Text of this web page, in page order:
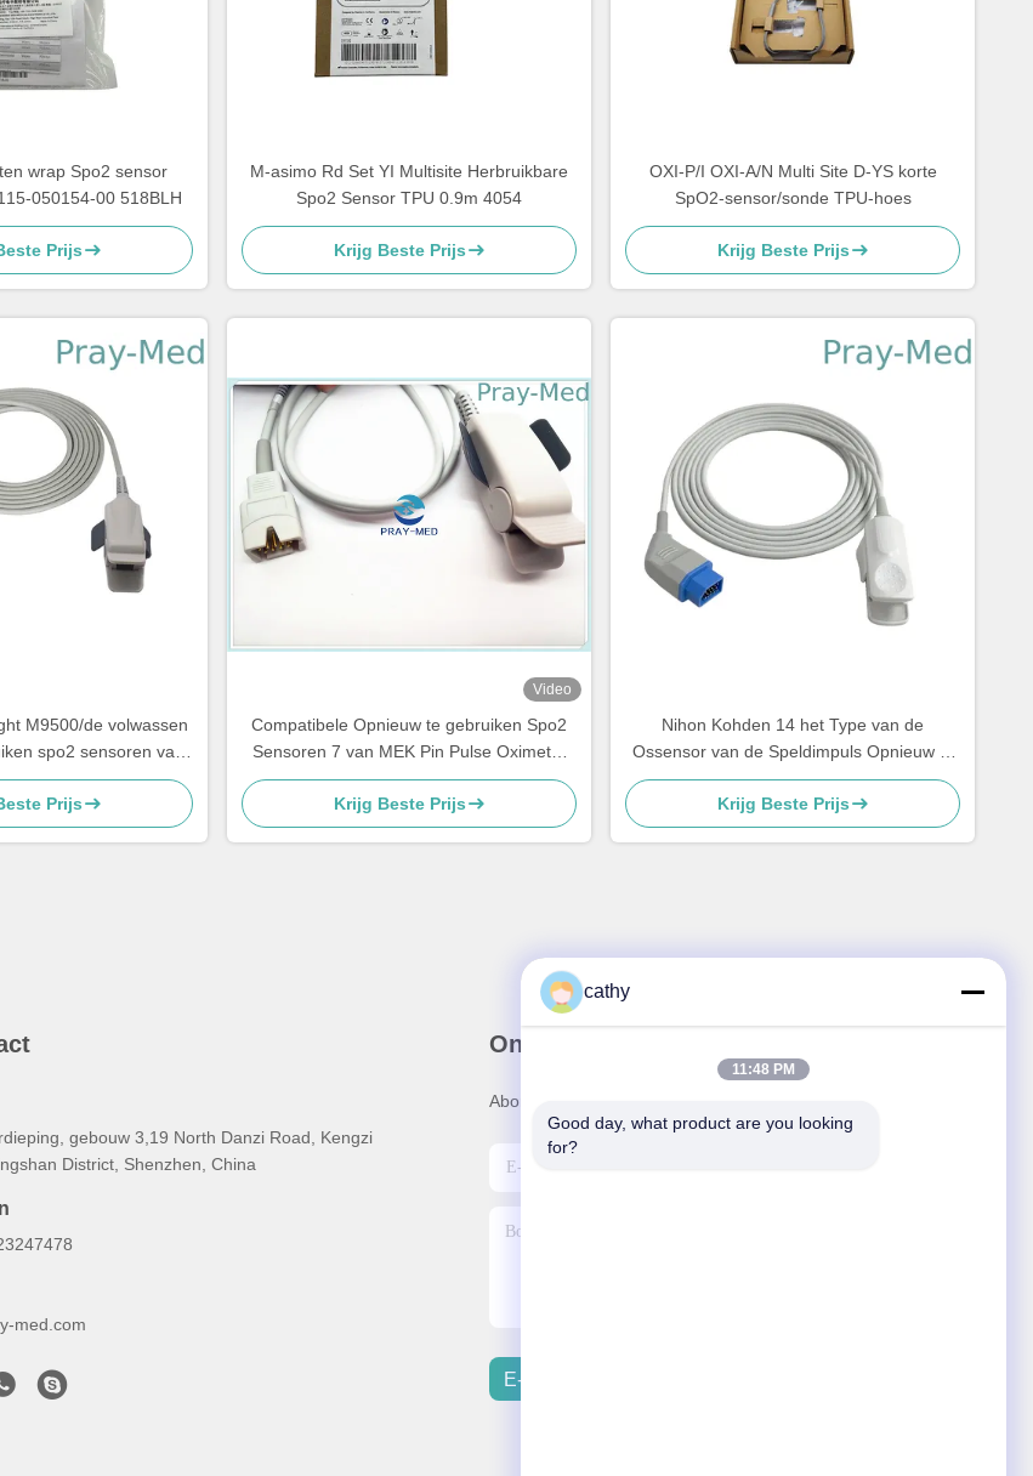
wrap Spo2 sensor
050154-00 518BLH
Prijs
M-asimo Rd Set YI Multisite Herbruikbare
Spo2 Sensor TPU 0.9m 4054
Krijg Beste Prijs
OXI-P/I OXI-A/N Multi Site D-YS korte
SpO2-sensor/sonde TPU-hoes
Krijg Beste Prijs
M9500/de volwassen
spo2 sensoren van
12pin sonderen met 3m
Prijs
Video
Compatibele Opnieuw te gebruiken Spo2
Sensoren 7 van MEK Pin Pulse Oximeter
Sensor
Krijg Beste Prijs
Nihon Kohden 14 het Type van de
Ossensor van de Speldimpuls Opnieuw te
gebruiken Spaanders 4.0mm van Korea
Diameter
Krijg Beste Prijs
gebouw 3,19 North Danzi Road, Kengzi
District, Shenzhen, China
med.com
Onze Nieuwsbrief
Abonneer u op onze nieuwsbrief voor kortingen en meer.
E-Mail Verzenden
cathy
11:48 PM
Good day, what product are you looking
for?